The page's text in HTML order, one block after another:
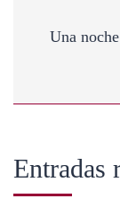
Una
Entradas